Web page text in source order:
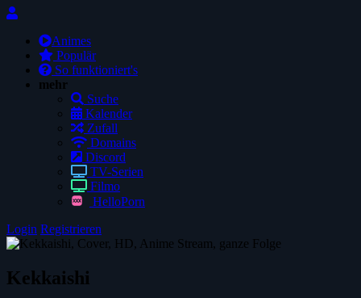
Animes
Populär
So funktioniert's
mehr
Suche
Kalender
Zufall
Domains
Discord
TV-Serien
Filmo
HelloPorn
Login Registrieren
Kekkaishi